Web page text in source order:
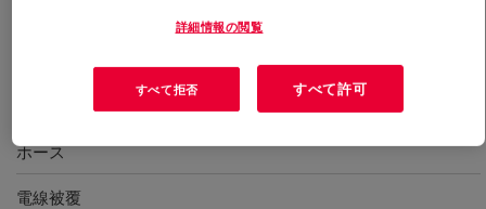
ホース
電線被覆
詳細情報の閲覧
すべて拒否 すべて許可